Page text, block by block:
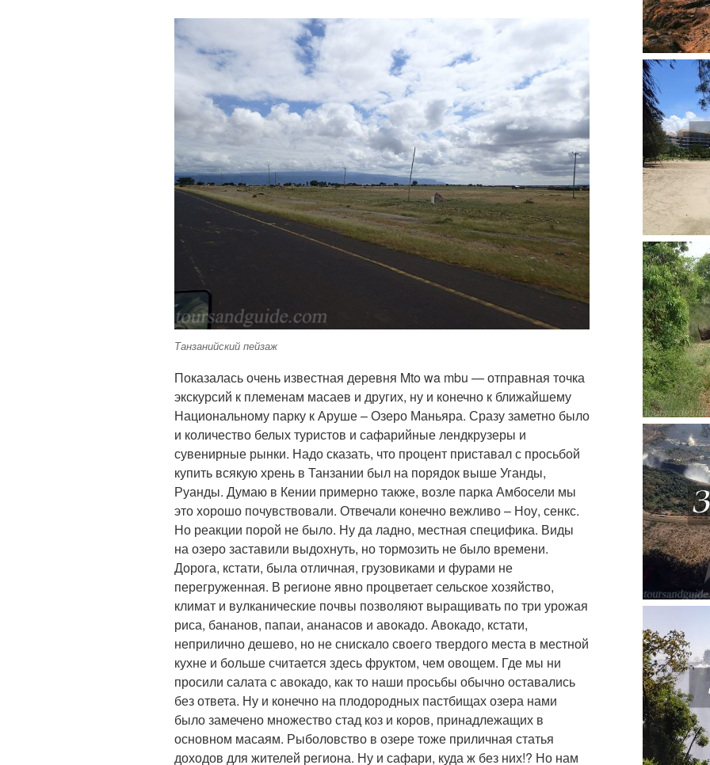
Танзанийский пейзаж
Показалась очень известная деревня Mto wa mbu — отправная точка
экскурсий к племенам масаев и других, ну и конечно к ближайшему
Национальному парку к Аруше – Озеро Маньяра. Сразу заметно было
и количество белых туристов и сафарийные лендкрузеры и
сувенирные рынки. Надо сказать, что процент приставал с просьбой
купить всякую хрень в Танзании был на порядок выше Уганды,
Руанды. Думаю в Кении примерно также, возле парка Амбосели мы
это хорошо почувствовали. Отвечали конечно вежливо – Ноу, сенкс.
Но реакции порой не было. Ну да ладно, местная специфика. Виды
на озеро заставили выдохнуть, но тормозить не было времени.
Дорога, кстати, была отличная, грузовиками и фурами не
перегруженная. В регионе явно процветает сельское хозяйство,
климат и вулканические почвы позволяют выращивать по три урожая
риса, бананов, папаи, ананасов и авокадо. Авокадо, кстати,
неприлично дешево, но не снискало своего твердого места в местной
кухне и больше считается здесь фруктом, чем овощем. Где мы ни
просили салата с авокадо, как то наши просьбы обычно оставались
без ответа. Ну и конечно на плодородных пастбищах озера нами
было замечено множество стад коз и коров, принадлежащих в
основном масаям. Рыболовство в озере тоже приличная статья
доходов для жителей региона. Ну и сафари, куда ж без них!? Но нам